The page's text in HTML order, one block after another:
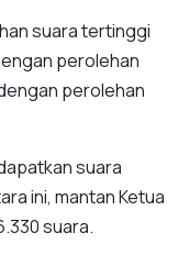
suara tertinggi
perolehan
perolehan
suara
ini, mantan Ketua
suara.